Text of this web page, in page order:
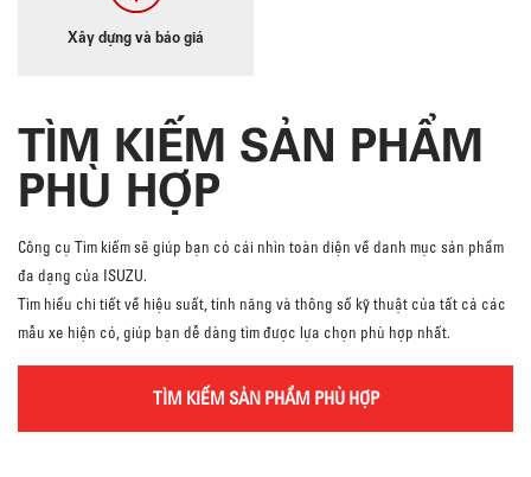
Xây dựng và báo giá
TÌM KIẾM SẢN PHẨM
PHÙ HỢP
Công cụ Tìm kiếm sẽ giúp bạn có cái nhìn toàn diện về danh mục sản phẩm
đa dạng của ISUZU.
Tìm hiểu chi tiết về hiệu suất, tính năng và thông số kỹ thuật của tất cả các
mẫu xe hiện có, giúp bạn dễ dàng tìm được lựa chọn phù hợp nhất.
TÌM KIẾM SẢN PHẨM PHÙ HỢP